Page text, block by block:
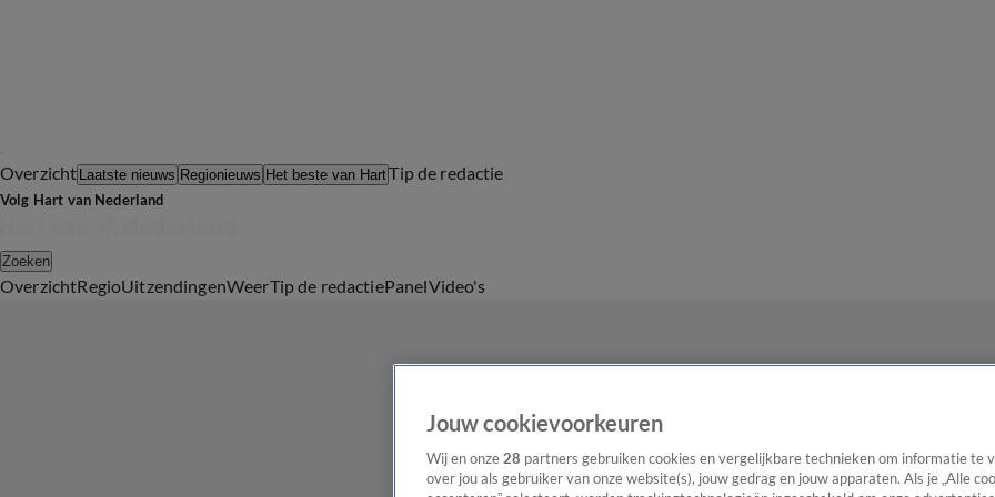
Overzicht Laatste nieuws Regionieuws Het beste van HartTip de redactie
Volg Hart van Nederland
Zoeken
OverzichtRegioUitzendingenWeerTip de redactiePanelVideo's
Jouw cookievoorkeuren
Wij en onze 28 partners gebruiken cookies en vergelijkbare technieken om informatie te
over jou als gebruiker van onze website(s), jouw gedrag en jouw apparaten. Als je „Alle